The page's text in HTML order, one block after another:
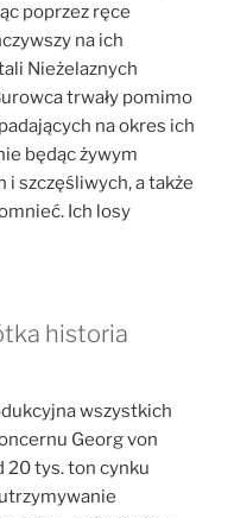
poprzez ręce
na ich
Nieżelaznych
trwały pomimo
na okres ich
będąc żywym
i szczęśliwych, a także
Ich losy
historia
wszystkich
Georg von
20 tys. ton cynku
utrzymywanie